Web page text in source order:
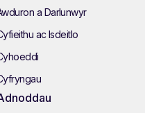
a Darlunwyr
ac Isdeitlo